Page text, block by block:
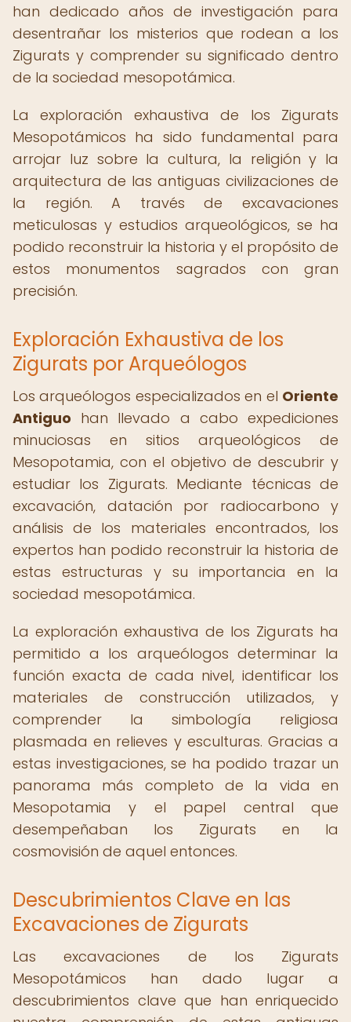
han dedicado años de investigación para
desentrañar los misterios que rodean a los
Zigurats y comprender su significado dentro
de la sociedad mesopotámica.
La exploración exhaustiva de los Zigurats
Mesopotámicos ha sido fundamental para
arrojar luz sobre la cultura, la religión y la
arquitectura de las antiguas civilizaciones de
la región. A través de excavaciones
meticulosas y estudios arqueológicos, se ha
podido reconstruir la historia y el propósito de
estos monumentos sagrados con gran
precisión.
Exploración Exhaustiva de los
Zigurats por Arqueólogos
Los arqueólogos especializados en el Oriente
Antiguo han llevado a cabo expediciones
minuciosas en sitios arqueológicos de
Mesopotamia, con el objetivo de descubrir y
estudiar los Zigurats. Mediante técnicas de
excavación, datación por radiocarbono y
análisis de los materiales encontrados, los
expertos han podido reconstruir la historia de
estas estructuras y su importancia en la
sociedad mesopotámica.
La exploración exhaustiva de los Zigurats ha
permitido a los arqueólogos determinar la
función exacta de cada nivel, identificar los
materiales de construcción utilizados, y
comprender la simbología religiosa
plasmada en relieves y esculturas. Gracias a
estas investigaciones, se ha podido trazar un
panorama más completo de la vida en
Mesopotamia y el papel central que
desempeñaban los Zigurats en la
cosmovisión de aquel entonces.
Descubrimientos Clave en las
Excavaciones de Zigurats
Las excavaciones de los Zigurats
Mesopotámicos han dado lugar a
descubrimientos clave que han enriquecido